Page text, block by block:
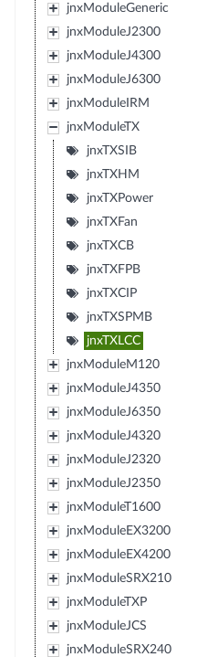
jnxModuleGeneric
jnxModuleJ2300
jnxModuleJ4300
jnxModuleJ6300
jnxModuleIRM
jnxModuleTX
jnxTXSIB
jnxTXHM
jnxTXPower
jnxTXFan
jnxTXCB
jnxTXFPB
jnxTXCIP
jnxTXSPMB
jnxTXLCC
jnxModuleM120
jnxModuleJ4350
jnxModuleJ6350
jnxModuleJ4320
jnxModuleJ2320
jnxModuleJ2350
jnxModuleT1600
jnxModuleEX3200
jnxModuleEX4200
jnxModuleSRX210
jnxModuleTXP
jnxModuleJCS
jnxModuleSRX240